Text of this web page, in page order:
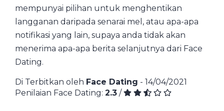
mempunyai pilihan untuk menghentikan
langganan daripada senarai mel, atau apa-apa
notifikasi yang lain, supaya anda tidak akan
menerima apa-apa berita selanjutnya dari Face
Dating.
Di Terbitkan oleh Face Dating - 14/04/2021
Penilaian Face Dating: 2.3 /